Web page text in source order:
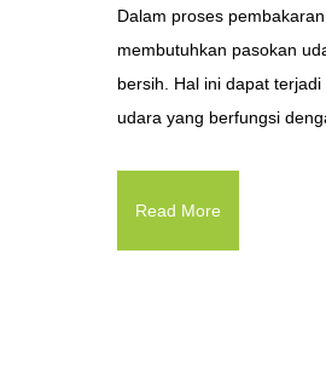
Dalam proses
membutuhkan pasokan
bersih. Hal ini dapat
udara yang berfungsi
Read More